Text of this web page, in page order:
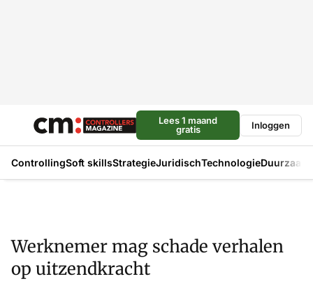
Lees 1 maand
gratis
Inloggen
ControllingSoft skillsStrategieJuridischTechnologie
Werknemer mag schade verhalen
op uitzendkracht